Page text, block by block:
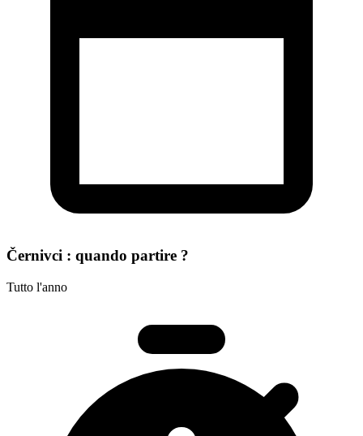
Černivci : quando partire ?
Tutto l'anno